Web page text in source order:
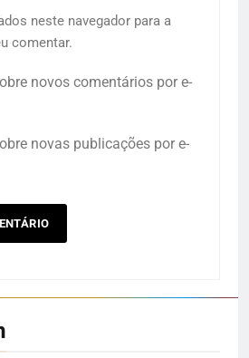
neste navegador para a
comentar.
novos comentários por e-
novas publicações por e-